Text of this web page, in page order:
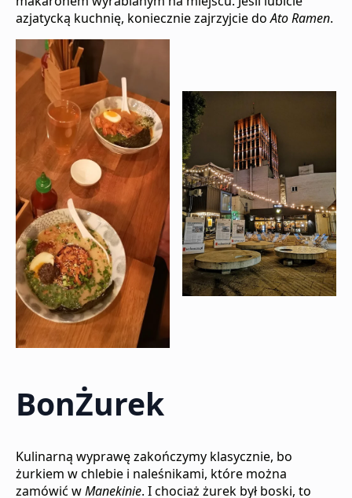
azjatycką kuchnię, koniecznie zajrzyjcie doAto Ramen.
BonŻurek
Kulinarną wyprawę zakończymy klasycznie, bo
żurkiem w chlebie i naleśnikami, które można
zamówić wManekinie. I chociaż żurek był boski, to